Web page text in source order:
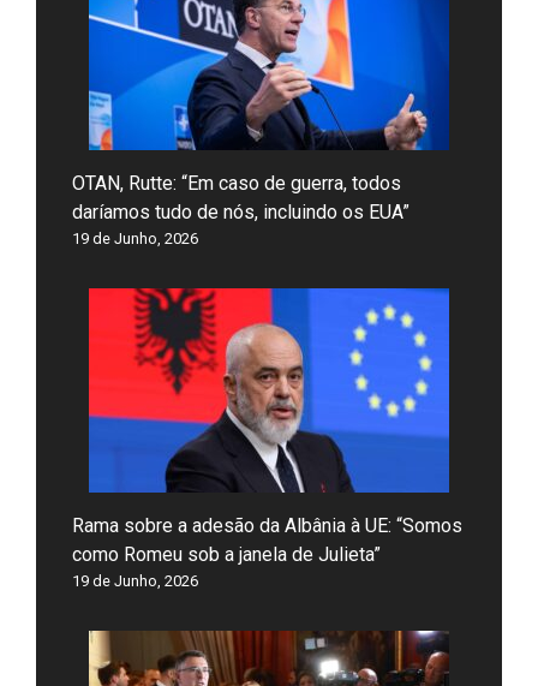
OTAN, Rutte: “Em caso de guerra, todos
daríamos tudo de nós, incluindo os EUA”
19 de Junho, 2026
Rama sobre a adesão da Albânia à UE: “Somos
como Romeu sob a janela de Julieta”
19 de Junho, 2026